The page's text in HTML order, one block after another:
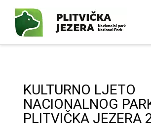
KULTURNO LJETO
NACIONALNOG
PLITVIČKA JEZERA